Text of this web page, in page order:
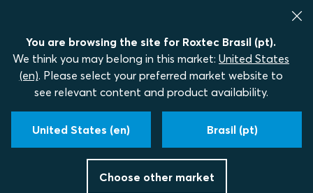
You are browsing the site for Roxtec Brasil (pt).
We think you may belong in this market: United States
(en). Please select your preferred market website to
see relevant content and product availability.
United States (en) Brasil (pt)
Choose other market